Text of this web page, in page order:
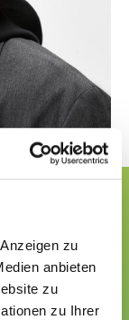
zu
anbieten
zu
zu Ihrer
einem
unsere